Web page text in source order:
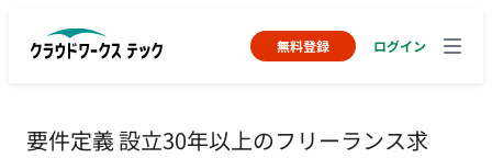
無料登録 ログイン
要件定義 設立30年以上のフリーランス求